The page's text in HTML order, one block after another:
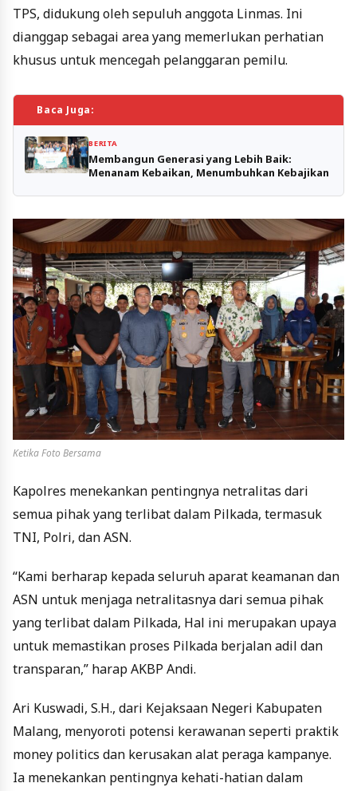
TPS, didukung oleh sepuluh anggota Linmas. Ini
dianggap sebagai area yang memerlukan perhatian
khusus untuk mencegah pelanggaran pemilu.
Baca Juga:
BERITA
Membangun Generasi yang Lebih Baik:
Menanam Kebaikan, Menumbuhkan Kebajikan
Ketika Foto Bersama
Kapolres menekankan pentingnya netralitas dari
semua pihak yang terlibat dalam Pilkada, termasuk
TNI, Polri, dan ASN.
“Kami berharap kepada seluruh aparat keamanan dan
ASN untuk menjaga netralitasnya dari semua pihak
yang terlibat dalam Pilkada, Hal ini merupakan upaya
untuk memastikan proses Pilkada berjalan adil dan
transparan,” harap AKBP Andi.
Ari Kuswadi, S.H., dari Kejaksaan Negeri Kabupaten
Malang, menyoroti potensi kerawanan seperti praktik
money politics dan kerusakan alat peraga kampanye.
Ia menekankan pentingnya kehati-hatian dalam